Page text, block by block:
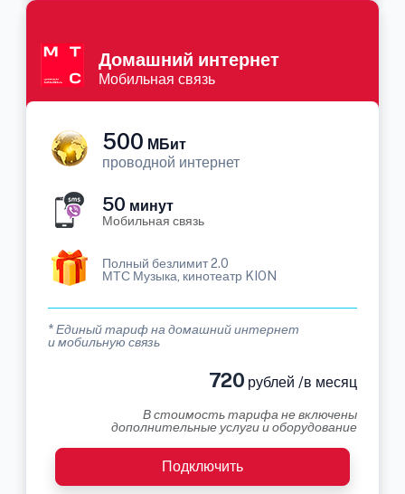
Домашний интернет
Мобильная связь
500 МБит
проводной интернет
50 минут
Мобильная связь
Полный безлимит 2.0
МТС Музыка, кинотеатр KION
* Единый тариф на домашний интернет
и мобильную связь
720 рублей /в месяц
В стоимость тарифа не включены
дополнительные услуги и оборудование
Подключить